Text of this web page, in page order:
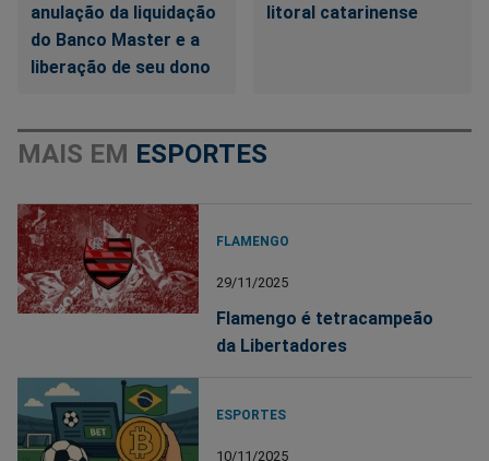
anulação da liquidação
do Banco Master e a
liberação de seu dono
litoral catarinense
MAIS EM ESPORTES
FLAMENGO
29/11/2025
Flamengo é tetracampeão
da Libertadores
ESPORTES
10/11/2025